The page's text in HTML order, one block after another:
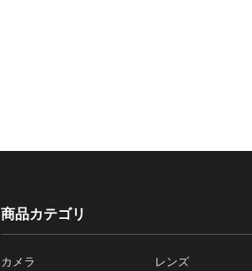
商品カテゴリ
カメラ レンズ